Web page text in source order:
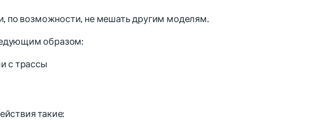
по возможности, не мешать другим моделям.
образом:
с трассы
такие: